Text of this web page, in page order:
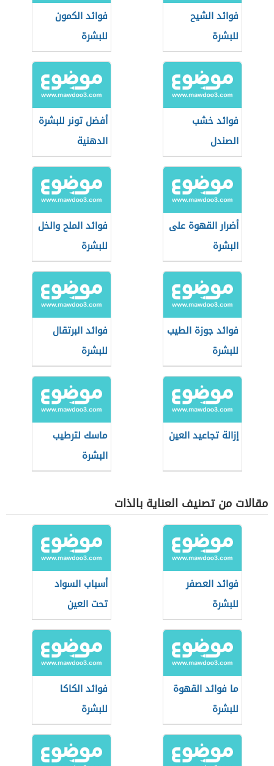
فوائد الشيح
للبشرة
فوائد الكمون
للبشرة
فوائد خشب
الصندل
أفضل تونر للبشرة
الدهنية
أضرار القهوة على
البشرة
فوائد الملح والخل
للبشرة
فوائد جوزة الطيب
للبشرة
فوائد البرتقال
للبشرة
إزالة تجاعيد العين
ماسك لترطيب
البشرة
مقالات من تصنيف العناية بالذات
فوائد العصفر
للبشرة
أسباب السواد
تحت العين
ما فوائد القهوة
للبشرة
فوائد الكاكا
للبشرة